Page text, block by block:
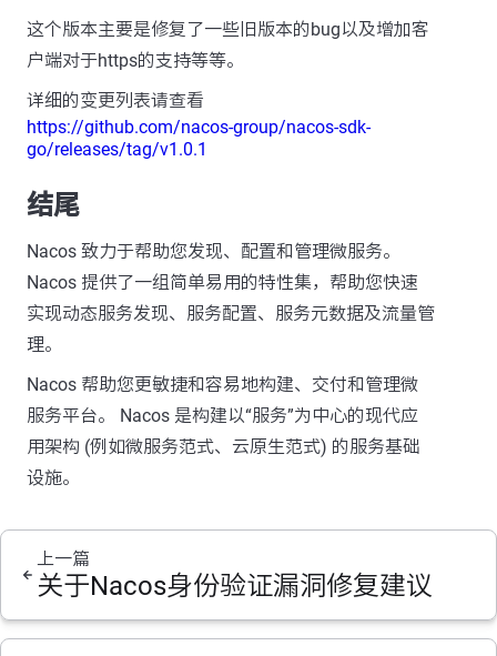
这个版本主要是修复了一些旧版本的bug以及增加客
户端对于https的支持等等。
详细的变更列表请查看
https://github.com/nacos-group/nacos-sdk-
go/releases/tag/v1.0.1
结尾
Nacos 致力于帮助您发现、配置和管理微服务。
Nacos 提供了一组简单易用的特性集，帮助您快速
实现动态服务发现、服务配置、服务元数据及流量管
理。
Nacos 帮助您更敏捷和容易地构建、交付和管理微
服务平台。 Nacos 是构建以“服务”为中心的现代应
用架构 (例如微服务范式、云原生范式) 的服务基础
设施。
上一篇
关于Nacos身份验证漏洞修复建议